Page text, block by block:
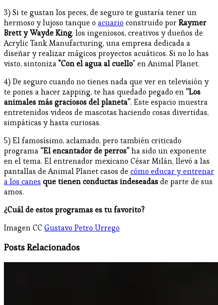
3) Si te gustan los peces, de seguro te gustaría tener un
hermoso y lujoso tanque o acuario construido porRaymer
Brett y Wayde King, los ingeniosos, creativos y dueños de
Acrylic Tank Manufacturing, una empresa dedicada a
diseñar y realizar mágicos proyectos acuáticos. Si no lo has
visto, sintoniza"Con el agua al cuello" en Animal Planet.
4) De seguro cuando no tienes nada que ver en televisión y
te pones a hacer zapping, te has quedado pegado en“Los
animales más graciosos del planeta”. Este espacio muestra
entretenidos videos de mascotas haciendo cosas divertidas,
simpáticas y hasta curiosas.
5) El famosísimo, aclamado, pero también criticado
programa“El encantador de perros”ha sido un exponente
en el tema. El entrenador mexicano César Milán, llevó a las
pantallas de Animal Planet casos de cómo educar y entrenar
a los canes que tienen conductas indeseadasde parte de sus
amos.
¿Cuál de estos programas es tu favorito?
Imagen CC Gustavo Petro Urrego
Posts Relacionados